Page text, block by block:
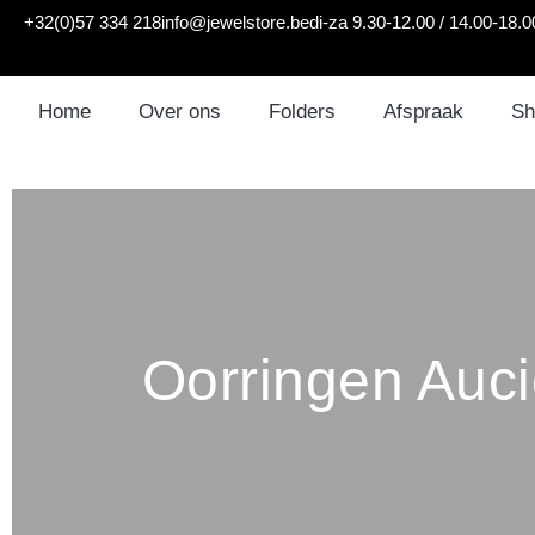
+32(0)57 334 218info@jewelstore.bedi-za 9.30-12.00 / 14.00-
Home Over ons Folders Afspraak
Oorringen